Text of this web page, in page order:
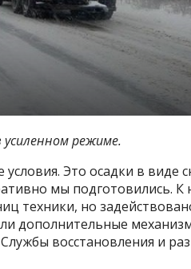
режиме.
Это осадки в виде
мы подготовились. К
техники, но
дополнительные
восстановления и